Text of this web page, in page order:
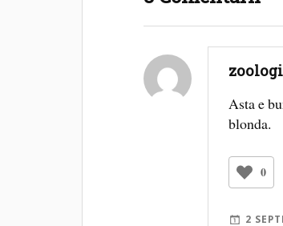
Asta e
blonda.
0
2